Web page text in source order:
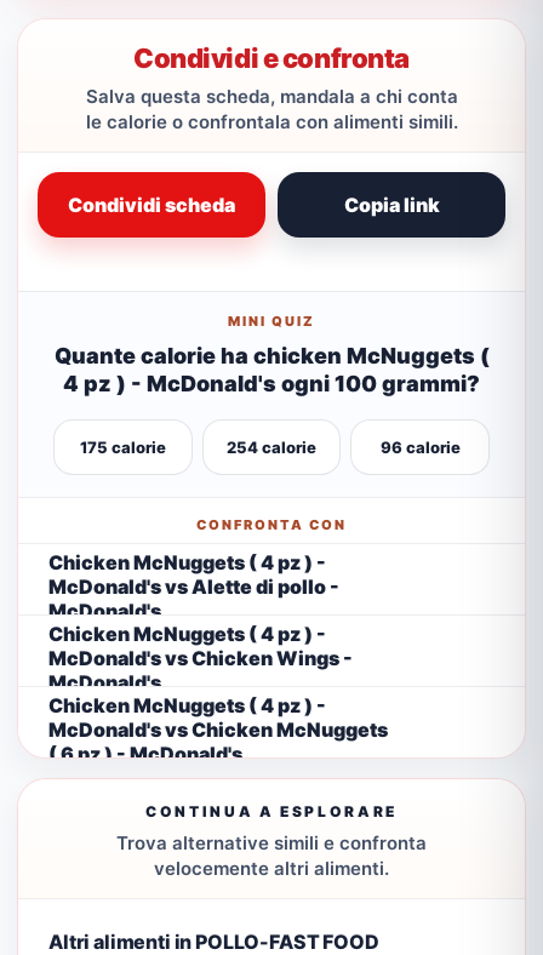
Condividi e confronta
Salva questa scheda, mandala a chi conta
le calorie o confrontala con alimenti simili.
Condividi scheda Copia link
MINI QUIZ
Quante calorie ha chicken McNuggets (
4 pz ) - McDonald's ogni 100 grammi?
175 calorie 254 calorie 96 calorie
CONFRONTA CON
Chicken McNuggets ( 4 pz ) -
McDonald's vs Alette di pollo -
McDonald's
Chicken McNuggets ( 4 pz ) -
McDonald's vs Chicken Wings -
McDonald's
Chicken McNuggets ( 4 pz ) -
McDonald's vs Chicken McNuggets
( 6 pz ) - McDonald's
CONTINUA A ESPLORARE
Trova alternative simili e confronta
velocemente altri alimenti.
Altri alimenti in POLLO-FAST FOOD